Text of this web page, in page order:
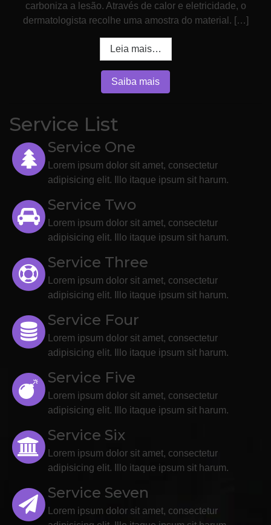
carboniza a lesão. Através de calor e eletricidade, o
dermatologista recolhe uma amostra do material. […]
Leia mais…
Saiba mais
Service List
Service One
Lorem ipsum dolor sit amet, consectetur
adipisicing elit. Illo itaque ipsum sit harum.
Service Two
Lorem ipsum dolor sit amet, consectetur
adipisicing elit. Illo itaque ipsum sit harum.
Service Three
Lorem ipsum dolor sit amet, consectetur
adipisicing elit. Illo itaque ipsum sit harum.
Service Four
Lorem ipsum dolor sit amet, consectetur
adipisicing elit. Illo itaque ipsum sit harum.
Service Five
Lorem ipsum dolor sit amet, consectetur
adipisicing elit. Illo itaque ipsum sit harum.
Service Six
Lorem ipsum dolor sit amet, consectetur
adipisicing elit. Illo itaque ipsum sit harum.
Service Seven
Lorem ipsum dolor sit amet, consectetur